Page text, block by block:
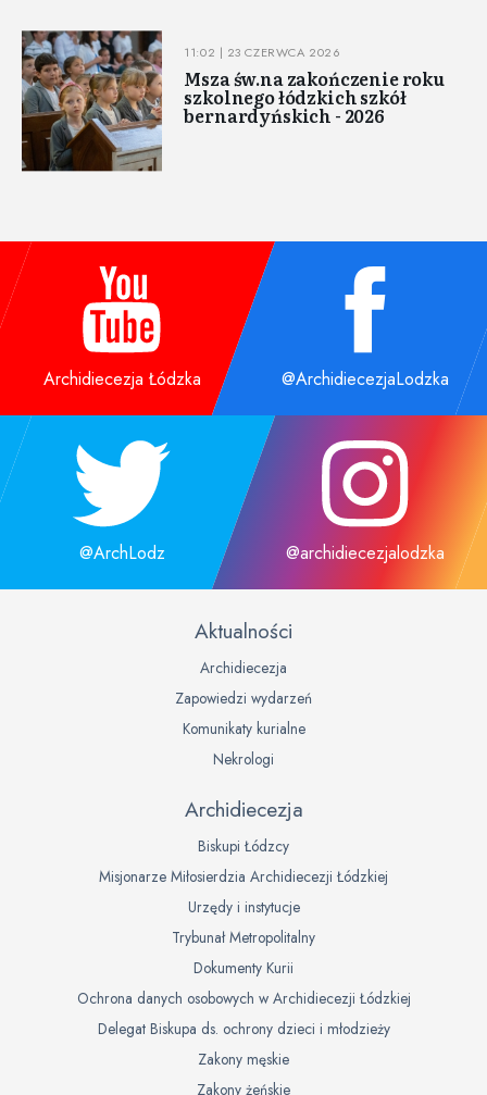
11:02 | 23 CZERWCA 2026
Msza św.na zakończenie roku
szkolnego łódzkich szkół
bernardyńskich - 2026
Archidiecezja Łódzka @ArchidiecezjaLodzka
@ArchLodz @archidiecezjalodzka
Aktualności
Archidiecezja
Zapowiedzi wydarzeń
Komunikaty kurialne
Nekrologi
Archidiecezja
Biskupi Łódzcy
Misjonarze Miłosierdzia Archidiecezji Łódzkiej
Urzędy i instytucje
Trybunał Metropolitalny
Dokumenty Kurii
Ochrona danych osobowych w Archidiecezji Łódzkiej
Delegat Biskupa ds. ochrony dzieci i młodzieży
Zakony męskie
Zakony żeńskie